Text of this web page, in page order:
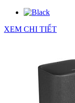
XEM CHI TIẾT